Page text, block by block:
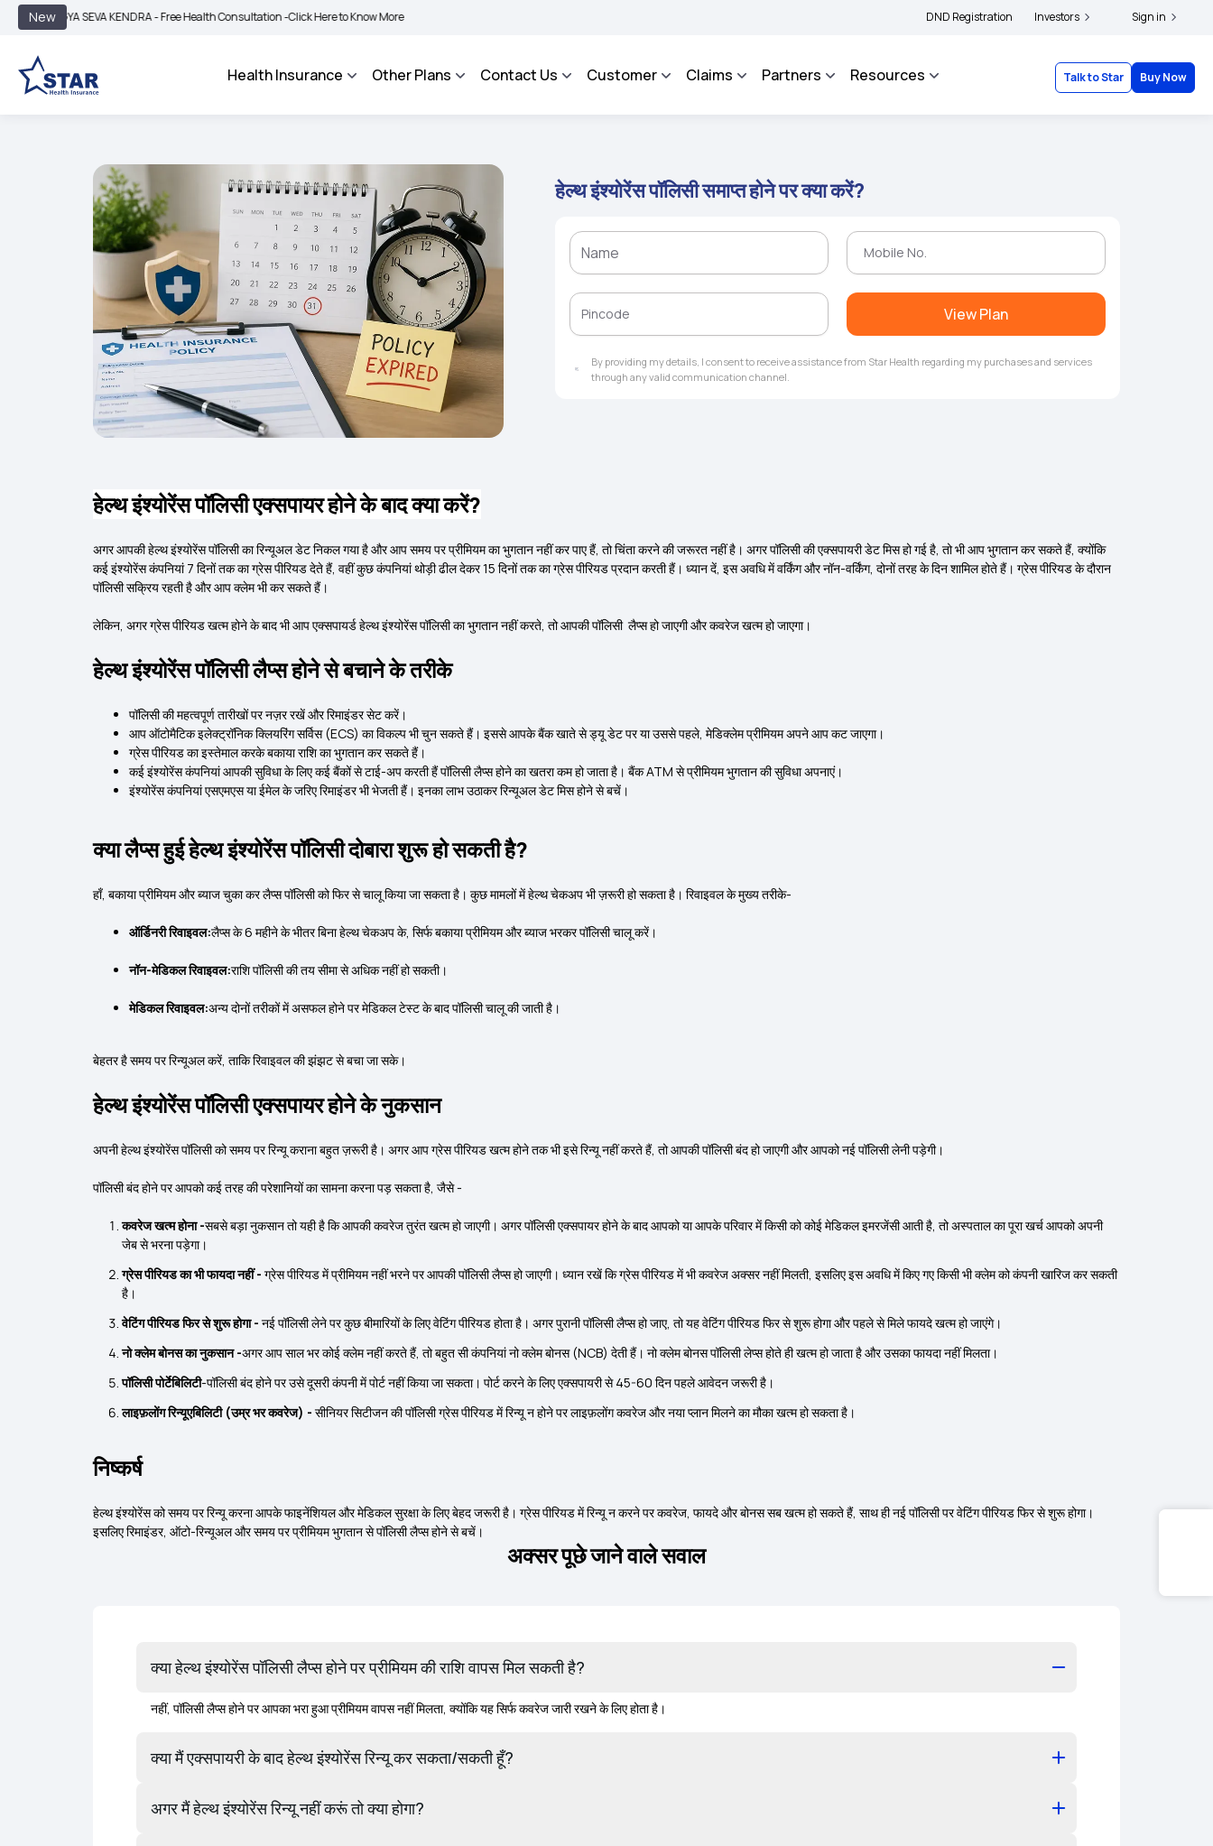
New
SEVA KENDRA - Free Health Consultation -Click Here to Know More | BIMA BHAROSA - An Integrated Grievance Management System to facilitate the policyholders and complainants to file their grievances with IRDAI -Click here to know more
DND Registration Investors Sign in
Health Insurance Other Plans Contact Us Customer Claims Partners Resources Talk to Star Buy Now
हेल्थ इंश्योरेंस पॉलिसी समाप्त होने पर क्या करें?
View Plan
By providing my details, I consent to receive assistance from Star Health regarding my purchases and services
through any valid communication channel.
हेल्थ इंश्योरेंस पॉलिसी एक्सपायर होने के बाद क्या करें?
अगर आपकी हेल्थ इंश्योरेंस पॉलिसी का रिन्यूअल डेट निकल गया है और आप समय पर प्रीमियम का भुगतान नहीं कर पाए हैं, तो चिंता करने की जरूरत नहीं है। अगर पॉलिसी की एक्सपायरी डेट मिस हो गई है, तो भी आप भुगतान कर सकते हैं, क्योंकि
कई इंश्योरेंस कंपनियां 7 दिनों तक का ग्रेस पीरियड देते हैं, वहीं कुछ कंपनियां थोड़ी ढील देकर 15 दिनों तक का ग्रेस पीरियड प्रदान करती हैं। ध्यान दें, इस अवधि में वर्किंग और नॉन-वर्किंग, दोनों तरह के दिन शामिल होते हैं। ग्रेस पीरियड के दौरान
पॉलिसी सक्रिय रहती है और आप क्लेम भी कर सकते हैं।
लेकिन, अगर ग्रेस पीरियड खत्म होने के बाद भी आप एक्सपायर्ड हेल्थ इंश्योरेंस पॉलिसी का भुगतान नहीं करते, तो आपकी पॉलिसी लैप्स हो जाएगी और कवरेज खत्म हो जाएगा।
हेल्थ इंश्योरेंस पॉलिसी लैप्स होने से बचाने के तरीके
पॉलिसी की महत्वपूर्ण तारीखों पर नज़र रखें और रिमाइंडर सेट करें।
आप ऑटोमैटिक इलेक्ट्रॉनिक क्लियरिंग सर्विस (ECS) का विकल्प भी चुन सकते हैं। इससे आपके बैंक खाते से ड्यू डेट पर या उससे पहले, मेडिक्लेम प्रीमियम अपने आप कट जाएगा।
ग्रेस पीरियड का इस्तेमाल करके बकाया राशि का भुगतान कर सकते हैं।
कई इंश्योरेंस कंपनियां आपकी सुविधा के लिए कई बैंकों से टाई-अप करती हैं पॉलिसी लैप्स होने का खतरा कम हो जाता है। बैंक ATM से प्रीमियम भुगतान की सुविधा अपनाएं।
इंश्योरेंस कंपनियां एसएमएस या ईमेल के जरिए रिमाइंडर भी भेजती हैं। इनका लाभ उठाकर रिन्यूअल डेट मिस होने से बचें।
क्या लैप्स हुई हेल्थ इंश्योरेंस पॉलिसी दोबारा शुरू हो सकती है?
हाँ, बकाया प्रीमियम और ब्याज चुका कर लैप्स पॉलिसी को फिर से चालू किया जा सकता है। कुछ मामलों में हेल्थ चेकअप भी ज़रूरी हो सकता है। रिवाइवल के मुख्य तरीके-
ऑर्डिनरी रिवाइवल:लैप्स के 6 महीने के भीतर बिना हेल्थ चेकअप के, सिर्फ बकाया प्रीमियम और ब्याज भरकर पॉलिसी चालू करें।
नॉन-मेडिकल रिवाइवल:राशि पॉलिसी की तय सीमा से अधिक नहीं हो सकती।
मेडिकल रिवाइवल:अन्य दोनों तरीकों में असफल होने पर मेडिकल टेस्ट के बाद पॉलिसी चालू की जाती है।
बेहतर है समय पर रिन्यूअल करें, ताकि रिवाइवल की झंझट से बचा जा सके।
हेल्थ इंश्योरेंस पॉलिसी एक्सपायर होने के नुकसान
अपनी हेल्थ इंश्योरेंस पॉलिसी को समय पर रिन्यू कराना बहुत ज़रूरी है। अगर आप ग्रेस पीरियड खत्म होने तक भी इसे रिन्यू नहीं करते हैं, तो आपकी पॉलिसी बंद हो जाएगी और आपको नई पॉलिसी लेनी पड़ेगी।
पॉलिसी बंद होने पर आपको कई तरह की परेशानियों का सामना करना पड़ सकता है, जैसे -
कवरेज खत्म होना -सबसे बड़ा नुकसान तो यही है कि आपकी कवरेज तुरंत खत्म हो जाएगी। अगर पॉलिसी एक्सपायर होने के बाद आपको या आपके परिवार में किसी को कोई मेडिकल इमरजेंसी आती है, तो अस्पताल का पूरा खर्च आपको अपनी
जेब से भरना पड़ेगा।
ग्रेस पीरियड का भी फायदा नहीं - ग्रेस पीरियड में प्रीमियम नहीं भरने पर आपकी पॉलिसी लैप्स हो जाएगी। ध्यान रखें कि ग्रेस पीरियड में भी कवरेज अक्सर नहीं मिलती, इसलिए इस अवधि में किए गए किसी भी क्लेम को कंपनी खारिज कर सकती
है।
वेटिंग पीरियड फिर से शुरू होगा - नई पॉलिसी लेने पर कुछ बीमारियों के लिए वेटिंग पीरियड होता है। अगर पुरानी पॉलिसी लैप्स हो जाए, तो यह वेटिंग पीरियड फिर से शुरू होगा और पहले से मिले फायदे खत्म हो जाएंगे।
नो क्लेम बोनस का नुकसान -अगर आप साल भर कोई क्लेम नहीं करते हैं, तो बहुत सी कंपनियां नो क्लेम बोनस (NCB) देती हैं। नो क्लेम बोनस पॉलिसी लेप्स होते ही खत्म हो जाता है और उसका फायदा नहीं मिलता।
पॉलिसी पोर्टेबिलिटी-पॉलिसी बंद होने पर उसे दूसरी कंपनी में पोर्ट नहीं किया जा सकता। पोर्ट करने के लिए एक्सपायरी से 45-60 दिन पहले आवेदन जरूरी है।
लाइफ़लोंग रिन्यूएबिलिटी (उम्र भर कवरेज) - सीनियर सिटीजन की पॉलिसी ग्रेस पीरियड में रिन्यू न होने पर लाइफ़लोंग कवरेज और नया प्लान मिलने का मौका खत्म हो सकता है।
निष्कर्ष
हेल्थ इंश्योरेंस को समय पर रिन्यू करना आपके फाइनेंशियल और मेडिकल सुरक्षा के लिए बेहद जरूरी है। ग्रेस पीरियड में रिन्यू न करने पर कवरेज, फायदे और बोनस सब खत्म हो सकते हैं, साथ ही नई पॉलिसी पर वेटिंग पीरियड फिर से शुरू होगा।
इसलिए रिमाइंडर, ऑटो-रिन्यूअल और समय पर प्रीमियम भुगतान से पॉलिसी लैप्स होने से बचें।
अक्सर पूछे जाने वाले सवाल
क्या हेल्थ इंश्योरेंस पॉलिसी लैप्स होने पर प्रीमियम की राशि वापस मिल सकती है?
नहीं, पॉलिसी लैप्स होने पर आपका भरा हुआ प्रीमियम वापस नहीं मिलता, क्योंकि यह सिर्फ कवरेज जारी रखने के लिए होता है।
क्या मैं एक्सपायरी के बाद हेल्थ इंश्योरेंस रिन्यू कर सकता/सकती हूँ?
अगर मैं हेल्थ इंश्योरेंस रिन्यू नहीं करूं तो क्या होगा?